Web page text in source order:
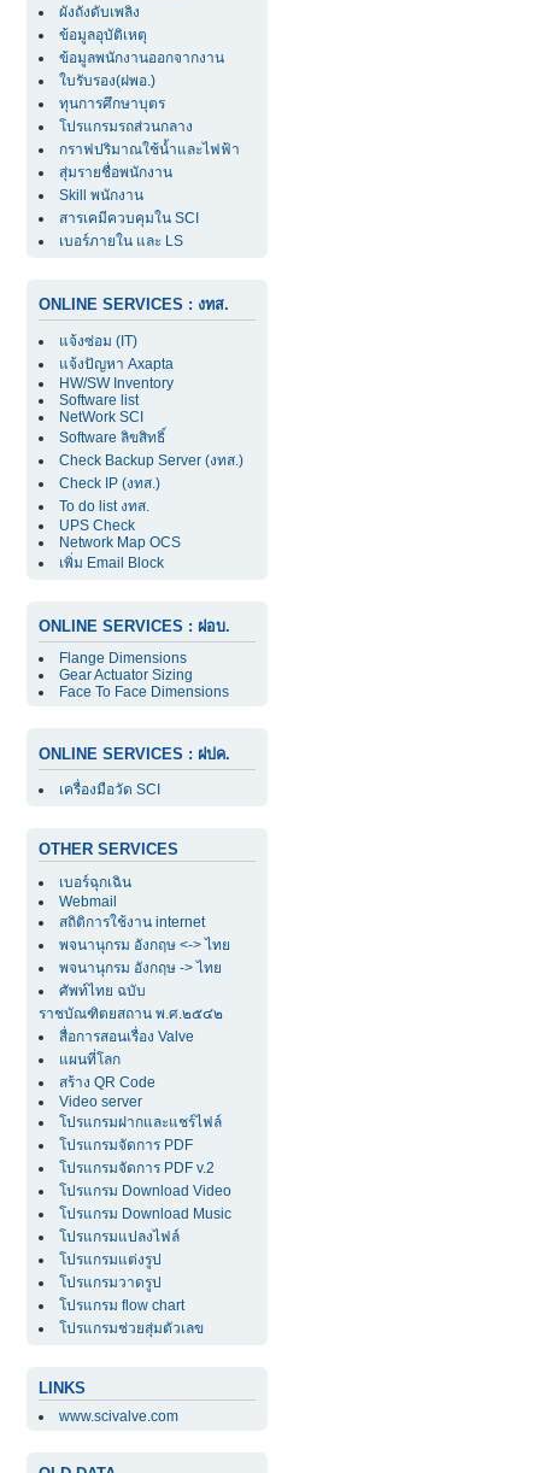
ผังถังดับเพลิง
ข้อมูลอุบัติเหตุ
ข้อมูลพนักงานออกจากงาน
ใบรับรอง(ฝพอ.)
ทุนการศึกษาบุตร
โปรแกรมรถส่วนกลาง
กราฟปริมาณใช้น้ำและไฟฟ้า
สุ่มรายชื่อพนักงาน
Skill พนักงาน
สารเคมีควบคุมใน SCI
เบอร์ภายใน และ LS
ONLINE SERVICES : งทส.
แจ้งซ่อม (IT)
แจ้งปัญหา Axapta
HW/SW Inventory
Software list
NetWork SCI
Software ลิขสิทธิ์
Check Backup Server (งทส.)
Check IP (งทส.)
To do list งทส.
UPS Check
Network Map OCS
เพิ่ม Email Block
ONLINE SERVICES : ฝอบ.
Flange Dimensions
Gear Actuator Sizing
Face To Face Dimensions
ONLINE SERVICES : ฝปค.
เครื่องมือวัด SCI
OTHER SERVICES
เบอร์ฉุกเฉิน
Webmail
สถิติการใช้งาน internet
พจนานุกรม อังกฤษ <-> ไทย
พจนานุกรม อังกฤษ -> ไทย
ศัพท์ไทย ฉบับ
ราชบัณฑิตยสถาน พ.ศ.๒๕๔๒
สื่อการสอนเรื่อง Valve
แผนที่โลก
สร้าง QR Code
Video server
โปรแกรมฝากและแชร์ไฟล์
โปรแกรมจัดการ PDF
โปรแกรมจัดการ PDF v.2
โปรแกรม Download Video
โปรแกรม Download Music
โปรแกรมแปลงไฟล์
โปรแกรมแต่งรูป
โปรแกรมวาดรูป
โปรแกรม flow chart
โปรแกรมช่วยสุ่มตัวเลข
LINKS
www.scivalve.com